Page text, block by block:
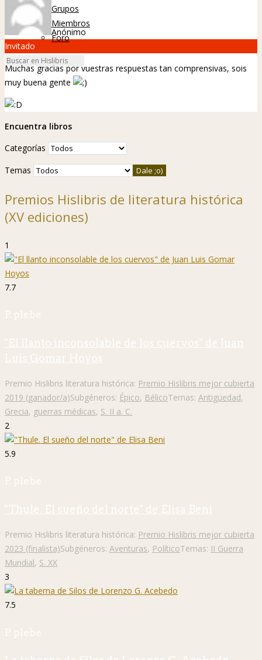
Grupos
Miembros
Foro
Anónimo
Invitado
Muchas gracias por vuestras respuestas tan comprensivas, sois
muy buena gente
Encuentra libros
Categorías
Temas
Premios Hislibris de literatura histórica
(XV ediciones)
1
7.7
P. plebe
"El llanto inconsolable de los cuervos" de Juan
Luis Gomar Hoyos
Premio Hislibris literatura histórica: Premio Hislibris mejor cubierta
2019 (ganador/a)Subgéneros: Épico, BélicoTemas: Antigüedad,
Grecia, guerras médicas, S. II a. C.
2
5.9
P. plebe
"Thule. El sueño del norte" de Elisa Beni
Premio Hislibris literatura histórica: Premio Hislibris mejor cubierta
2023 (finalista)Subgéneros: Aventuras, PolíticoTemas: II Guerra
Mundial, S. XX
3
7.5
P. plebe